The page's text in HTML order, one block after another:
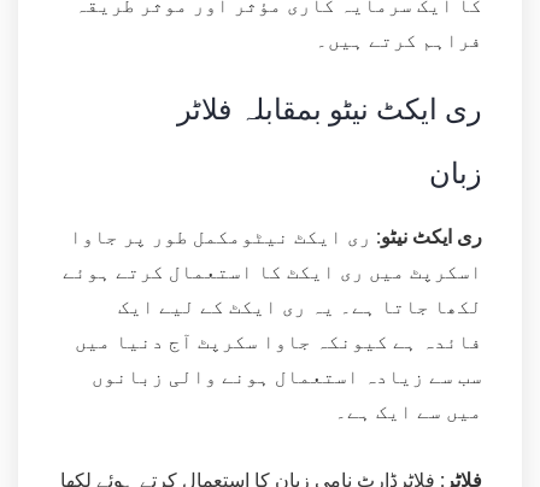
کا ایک سرمایہ کاری مؤثر اور موثر طریقہ
فراہم کرتے ہیں۔
ری ایکٹ نیٹو بمقابلہ فلاٹر
زبان
ری ایکٹ نیٹو: ری ایکٹ نیٹومکمل طور پر جاوا
اسکرپٹ میں ری ایکٹ کا استعمال کرتے ہوئے
لکھا جاتا ہے۔ یہ ری ایکٹ کے لیے ایک
فائدہ ہے کیونکہ جاوا سکرپٹ آج دنیا میں
سب سے زیادہ استعمال ہونے والی زبانوں
میں سے ایک ہے۔
فلاٹر: فلاٹرڈارٹ نامی زبان کا استعمال کرتے ہوئے لکھا